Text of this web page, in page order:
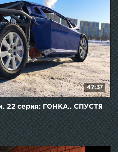
47:37
22 серия: ГОНКА.. СПУСТЯ